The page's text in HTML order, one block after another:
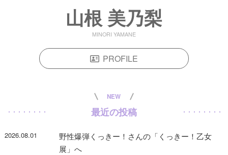
山根 美乃梨
MINORI YAMANE
PROFILE
NEW
最近の投稿
2026.08.01
野性爆弾くっきー！さんの「くっきー！乙女
展」へ